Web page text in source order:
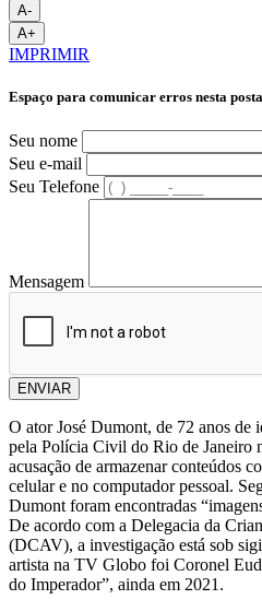
A-
A+
IMPRIMIR
Espaço para comunicar erros nesta
Seu nome
Seu e-mail
Seu Telefone
Mensagem
ENVIAR
O ator José Dumont, de 72 anos de
pela Polícia Civil do Rio de Janeiro
acusação de armazenar conteúdos
celular e no computador pessoal.
Dumont foram encontradas
De acordo com a Delegacia da
(DCAV), a investigação está sob
artista na TV Globo foi Coronel
do Imperador”, ainda em 2021.